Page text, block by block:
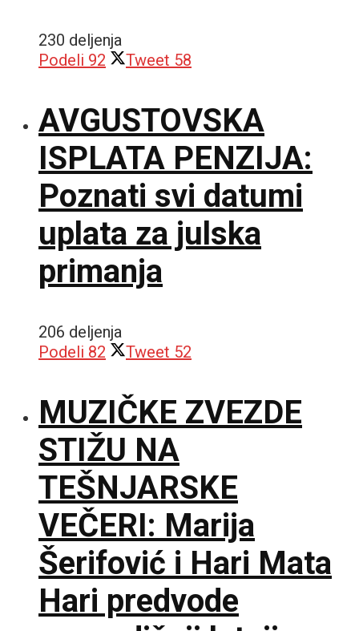
230 deljenja
Podeli 92 Tweet 58
AVGUSTOVSKA
ISPLATA PENZIJA:
Poznati svi datumi
uplata za julska
primanja
206 deljenja
Podeli 82 Tweet 52
MUZIČKE ZVEZDE
STIŽU NA
TEŠNJARSKE
VEČERI: Marija
Šerifović i Hari Mata
Hari predvode